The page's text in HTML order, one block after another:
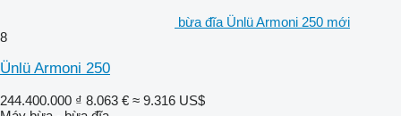
bừa đĩa Ünlü Armoni 250 mới
8
Ünlü Armoni 250
244.400.000 ₫ 8.063 € ≈ 9.316 US$